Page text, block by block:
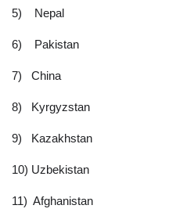
5)    Nepal
6)    Pakistan
7)   China
8)   Kyrgyzstan
9)   Kazakhstan
10) Uzbekistan
11)  Afghanistan